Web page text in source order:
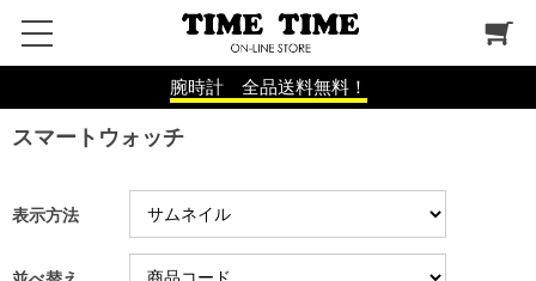
腕時計 全品送料無料！
スマートウォッチ
表示方法